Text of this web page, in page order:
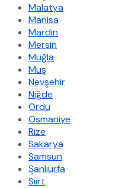
Malatya
Manisa
Mardin
Mersin
Muğla
Muş
Nevşehir
Niğde
Ordu
Osmaniye
Rize
Sakarya
Samsun
Şanlıurfa
Siirt